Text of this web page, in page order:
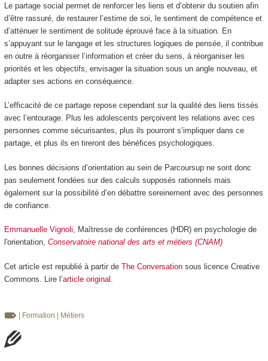
Le partage social permet de renforcer les liens et d’obtenir du soutien afin
d’être rassuré, de restaurer l’estime de soi, le sentiment de compétence et
d’atténuer le sentiment de solitude éprouvé face à la situation. En
s’appuyant sur le langage et les structures logiques de pensée, il contribue
en outre à réorganiser l’information et créer du sens, à réorganiser les
priorités et les objectifs, envisager la situation sous un angle nouveau, et
adapter ses actions en conséquence.
L’efficacité de ce partage repose cependant sur la qualité des liens tissés
avec l’entourage. Plus les adolescents perçoivent les relations avec ces
personnes comme sécurisantes, plus ils pourront s’impliquer dans ce
partage, et plus ils en tireront des bénéfices psychologiques.
Les bonnes décisions d’orientation au sein de Parcoursup ne sont donc
pas seulement fondées sur des calculs supposés rationnels mais
également sur la possibilité d’en débattre sereinement avec des personnes
de confiance.
Emmanuelle Vignoli, Maîtresse de conférences (HDR) en psychologie de
l'orientation, Conservatoire national des arts et métiers (CNAM)
Cet article est republié à partir de The Conversationsous licence Creative
Commons. Lire l’article original
| Formation | Métiers